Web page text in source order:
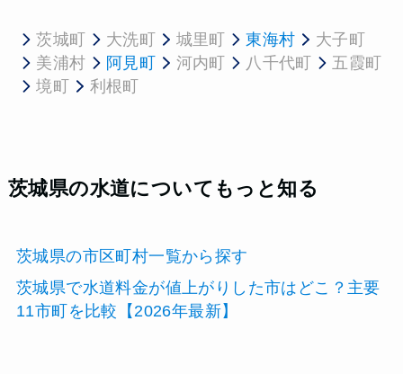
茨城町 大洗町 城里町 東海村
大子町
美浦村
阿見町 河内町 八千代町
五霞町
境町
利根町
茨城県の水道についてもっと知る
茨城県の市区町村一覧から探す
茨城県で水道料金が値上がりした市はどこ？主要
11市町を比較【2026年最新】